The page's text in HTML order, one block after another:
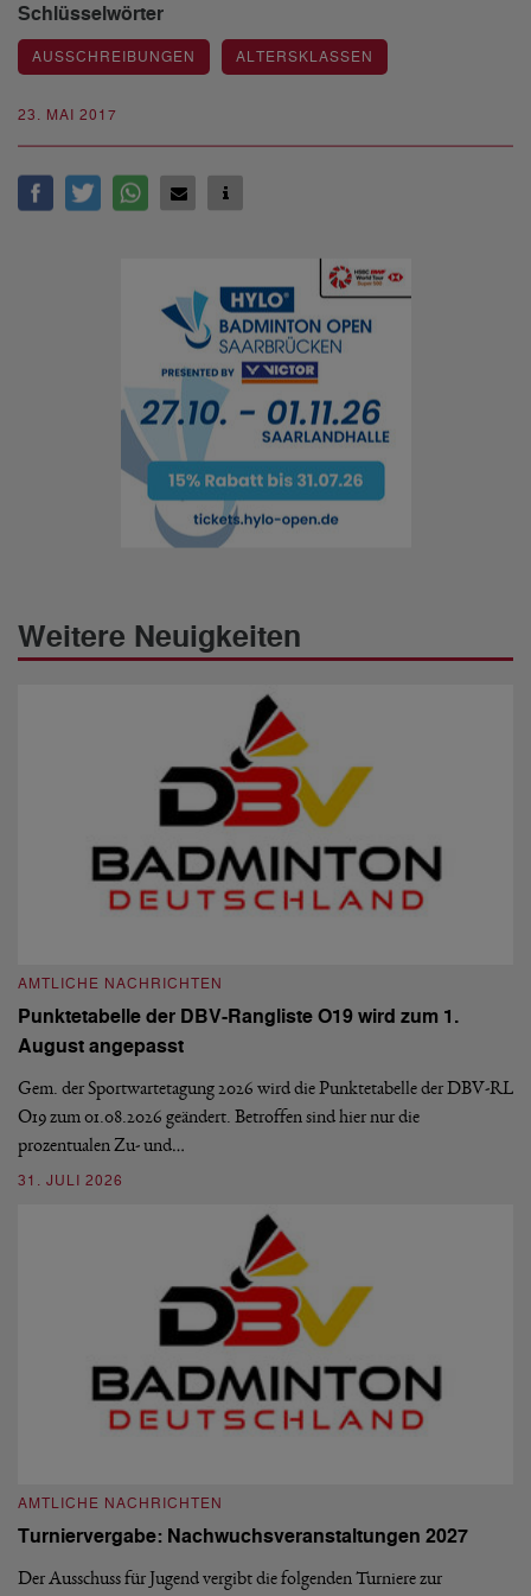
23. MAI 2017
Schlüsselwörter
AUSSCHREIBUNGEN ALTERSKLASSEN
Weitere Neuigkeiten
AMTLICHE NACHRICHTEN
Punktetabelle der DBV-Rangliste O19 wird zum 1.
August angepasst
Gem. der Sportwartetagung 2026 wird die Punktetabelle der DBV-RL
O19 zum 01.08.2026 geändert. Betroffen sind hier nur die
prozentualen Zu- und…
31. JULI 2026
AMTLICHE NACHRICHTEN
Turniervergabe: Nachwuchsveranstaltungen 2027
Der Ausschuss für Jugend vergibt die folgenden Turniere zur